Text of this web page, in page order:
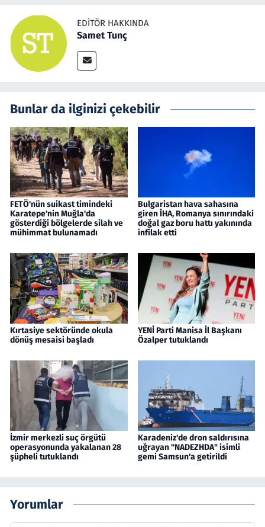
EDITÖR HAKKINDA
Samet Tunç
Bunlar da ilginizi çekebilir
FETÖ'nün suikast timindeki
Karatepe'nin Muğla'da
gösterdiği bölgelerde silah ve
mühimmat bulunamadı
Bulgaristan hava sahasına
giren İHA, Romanya sınırındaki
doğal gaz boru hattı yakınında
infilak etti
Kırtasiye sektöründe okula
dönüş mesaisi başladı
YENİ Parti Manisa İl Başkanı
Özalper tutuklandı
İzmir merkezli suç örgütü
operasyonunda yakalanan 28
şüpheli tutuklandı
Karadeniz'de dron saldırısına
uğrayan "NADEZHDA" isimli
gemi Samsun'a getirildi
Yorumlar